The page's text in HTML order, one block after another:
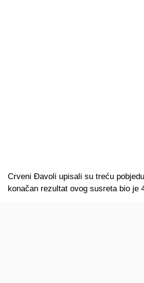
Crveni Đavoli upisali su treću
konačan rezultat ovog susreta bio je